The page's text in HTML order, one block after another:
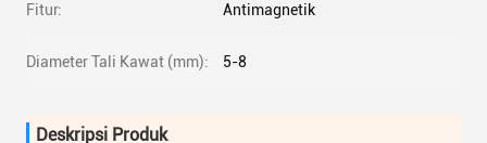
Fitur: Antimagnetik
Diameter Tali Kawat (mm): 5-8
Deskripsi Produk